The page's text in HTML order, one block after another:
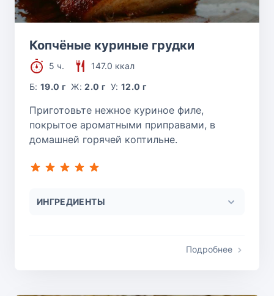
Копчёные куриные грудки
5 ч.
147.0 ккал
Б:19.0 г Ж:2.0 г У:12.0 г
Приготовьте нежное куриное филе,
покрытое ароматными приправами, в
домашней горячей коптильне.
ИНГРЕДИЕНТЫ
Подробнее